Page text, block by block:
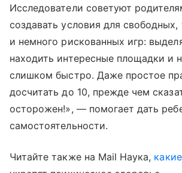
Исследователи советуют
создавать условия для свободных,
и немного рискованных игр:
находить интересные площадки и
слишком быстро. Даже простое
досчитать до 10, прежде чем
осторожен!», — помогает дать
самостоятельности.
Читайте также на Mail Наука,